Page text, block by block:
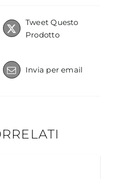
Tweet Questo
Prodotto
Invia per email